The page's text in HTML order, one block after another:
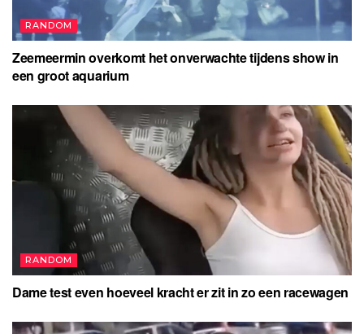
RANDOM
Zeemeermin overkomt het onverwachte tijdens show in
een groot aquarium
RANDOM
Dame test even hoeveel kracht er zit in zo een racewagen